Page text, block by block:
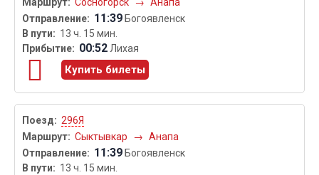
Сосногорск
→ Анапа
11:39 Богоявленск
13 ч. 15 мин.
00:52Лихая
Купить билеты
296Я
Сыктывкар
→ Анапа
11:39 Богоявленск
13 ч. 15 мин.